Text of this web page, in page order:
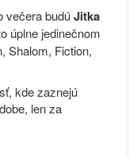
večera budúJitka
úplne jedinečnom
Shalom, Fiction,
kde zaznejú
len za